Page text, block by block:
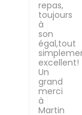
repas,
toujours
à
son
égal,tout
excellent!
Un
grand
merci
à
Martin